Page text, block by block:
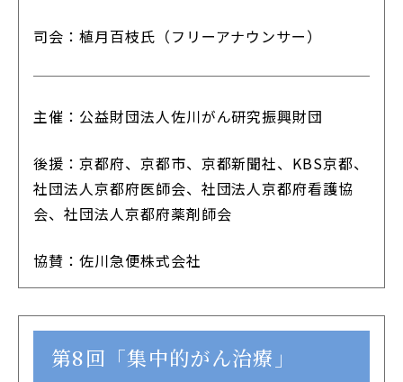
司会：植月百枝氏（フリーアナウンサー）
主催：公益財団法人佐川がん研究振興財団
後援：京都府、京都市、京都新聞社、KBS京都、
社団法人京都府医師会、社団法人京都府看護協
会、社団法人京都府薬剤師会
協賛：佐川急便株式会社
第8回「集中的がん治療」